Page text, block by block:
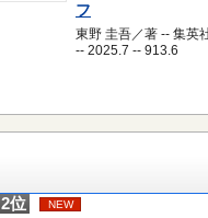
フ
東野 圭吾／著 -- 集英
-- 2025.7 -- 913.6
2位 NEW